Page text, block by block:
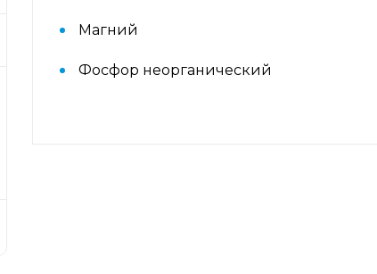
Магний
Фосфор неорганический